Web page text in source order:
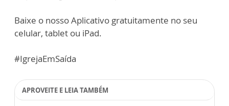
Baixe o nosso Aplicativo gratuitamente no seu
celular, tablet ou iPad.
#IgrejaEmSaída
APROVEITE E LEIA TAMBÉM